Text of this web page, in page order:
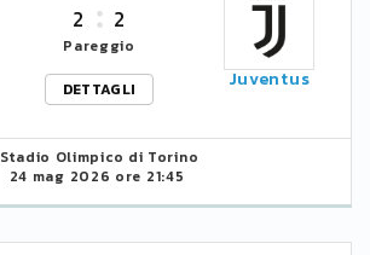
2 2
Pareggio
DETTAGLI
Juventus
Stadio Olimpico di Torino
24 mag 2026 ore 21:45